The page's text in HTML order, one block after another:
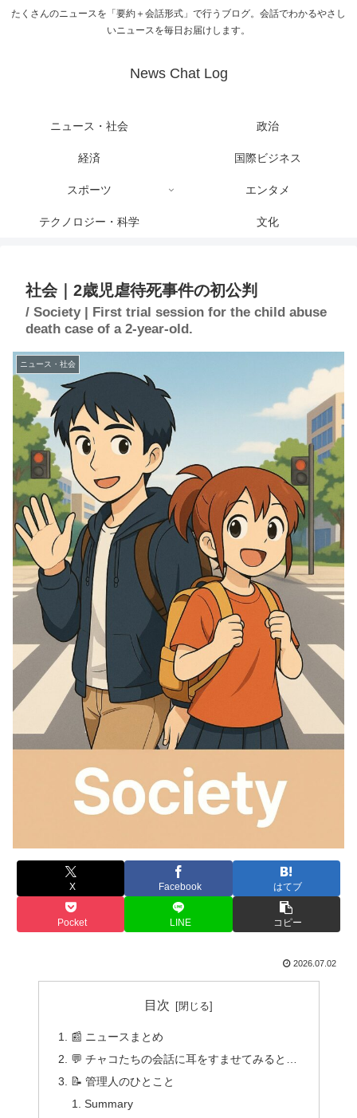
たくさんのニュースを「要約＋会話形式」で行うブログ。会話でわかるやさし
いニュースを毎日お届けします。
News Chat Log
ニュース・社会 政治
経済 国際ビジネス
スポーツ エンタメ
テクノロジー・科学 文化
社会｜2歳児虐待死事件の初公判
/ Society | First trial session for the child abuse
death case of a 2-year-old.
ニュース・社会
X Facebook はてブ
Pocket LINE コピー
2026.07.02
目次
📰 ニュースまとめ
💬 チャコたちの会話に耳をすませてみると…
📝 管理人のひとこと
Summary